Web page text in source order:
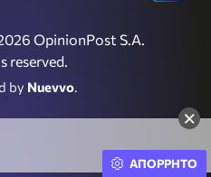
×
OpinionPost S.A.
reserved.
by Nuevvo.
ΑΠΟΡΡΗΤΟ